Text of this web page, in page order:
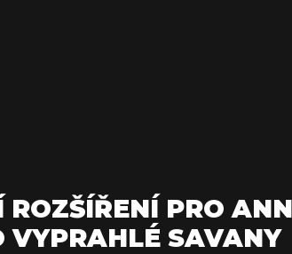
ROZŠÍŘENÍ PRO
VYPRAHLÉ SAVANY